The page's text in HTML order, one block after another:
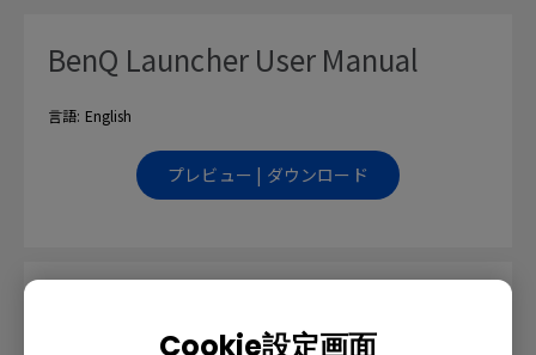
Cookie設定画面
BenQ Launcher User Manual
言語: English
プレビュー | ダウンロード